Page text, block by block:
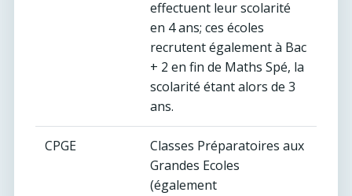
effectuent leur scolarité
en 4 ans; ces écoles
recrutent également à Bac
+ 2 en fin de Maths Spé, la
scolarité étant alors de 3
ans.
CPGE
Classes Préparatoires aux
Grandes Ecoles
(également